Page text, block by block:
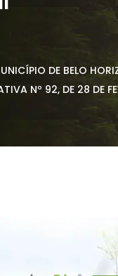
DE BELO
Nº 92, DE 28 DE